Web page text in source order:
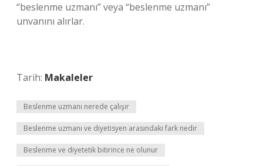
“beslenme uzmanı” veya “beslenme uzmanı”
unvanını alırlar.
Tarih: Makaleler
Beslenme uzmanı nerede çalışır
Beslenme uzmanı ve diyetisyen arasındaki fark nedir
Beslenme ve diyetetik bitirince ne olunur